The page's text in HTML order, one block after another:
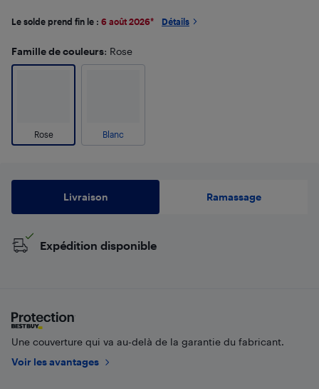
Le solde prend fin le : 6 août 2026* Détails
Famille de couleurs: Rose
Rose Blanc
Livraison Ramassage
Expédition disponible
Une couverture qui va au-delà de la garantie du fabricant.
Voir les avantages